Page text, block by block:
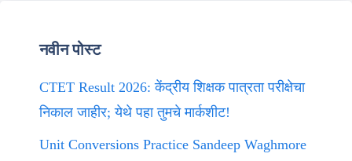
नवीन पोस्ट
CTET Result 2026: केंद्रीय शिक्षक पात्रता परीक्षेचा
निकाल जाहीर; येथे पहा तुमचे मार्कशीट!
Unit Conversions Practice Sandeep Waghmore